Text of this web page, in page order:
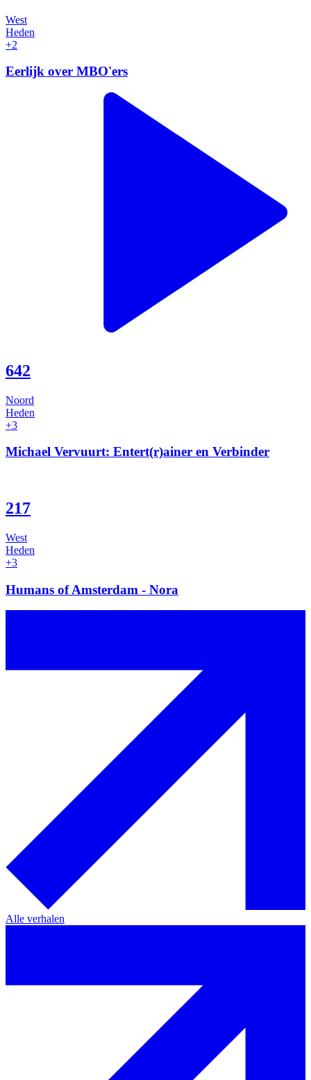
West
Heden
+2
Eerlijk over MBO'ers
642
Noord
Heden
+3
Michael Vervuurt: Entert(r)ainer en Verbinder
217
West
Heden
+3
Humans of Amsterdam - Nora
Alle verhalen